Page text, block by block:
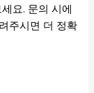
요. 문의 시에
주시면 더 정확